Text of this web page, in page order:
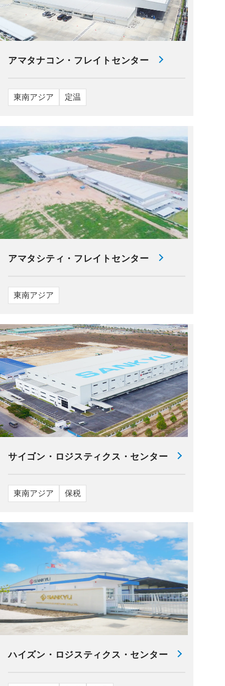
アマタナコン・フレイトセンター
東南アジア 定温
アマタシティ・フレイトセンター
東南アジア
サイゴン・ロジスティクス・センター
東南アジア 保税
ハイズン・ロジスティクス・センター